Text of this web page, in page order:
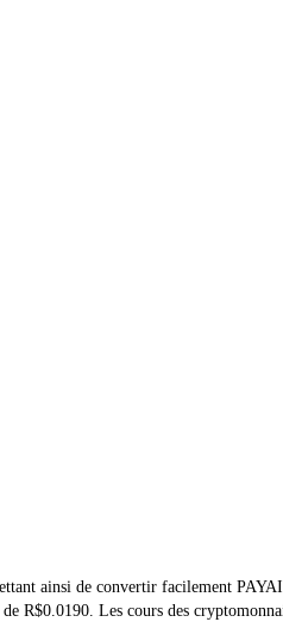
ainsi de convertir facilement
Les cours des